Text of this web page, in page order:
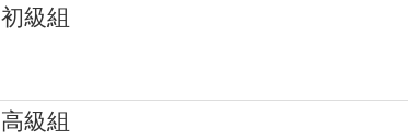
初級組
高級組